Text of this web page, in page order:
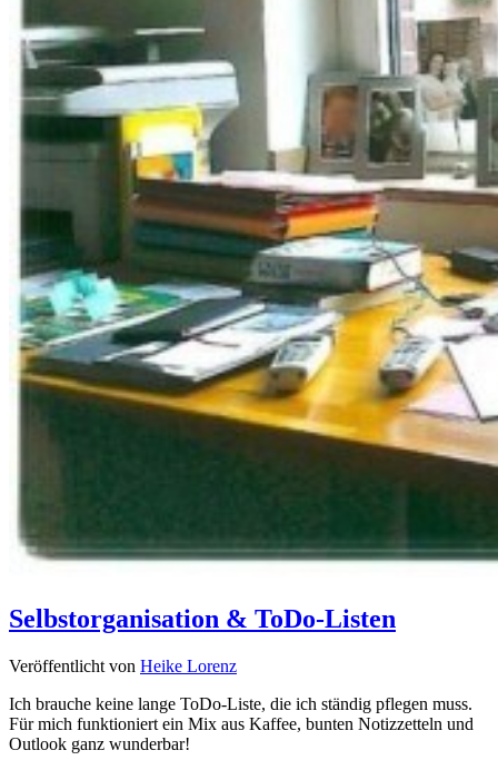
Selbstorganisation & ToDo-Listen
Veröffentlicht von Heike Lorenz
Ich brauche keine lange ToDo-Liste, die ich ständig pflegen muss.
Für mich funktioniert ein Mix aus Kaffee, bunten Notizzetteln und
Outlook ganz wunderbar!